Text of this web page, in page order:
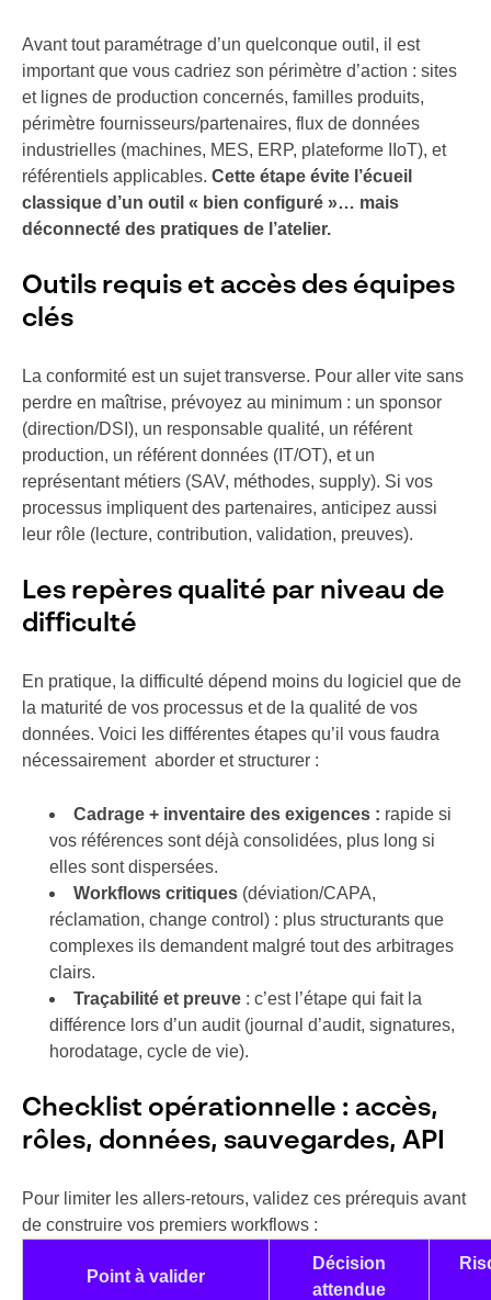
Avant tout paramétrage d’un quelconque outil, il est
important que vous cadriez son périmètre d’action : sites
et lignes de production concernés, familles produits,
périmètre fournisseurs/partenaires, flux de données
industrielles (machines, MES, ERP, plateforme IIoT), et
référentiels applicables. Cette étape évite l’écueil
classique d’un outil « bien configuré »… mais
déconnecté des pratiques de l’atelier.
Outils requis et accès des équipes
clés
La conformité est un sujet transverse. Pour aller vite sans
perdre en maîtrise, prévoyez au minimum : un sponsor
(direction/DSI), un responsable qualité, un référent
production, un référent données (IT/OT), et un
représentant métiers (SAV, méthodes, supply). Si vos
processus impliquent des partenaires, anticipez aussi
leur rôle (lecture, contribution, validation, preuves).
Les repères qualité par niveau de
difficulté
En pratique, la difficulté dépend moins du logiciel que de
la maturité de vos processus et de la qualité de vos
données. Voici les différentes étapes qu’il vous faudra
nécessairement aborder et structurer :
Cadrage + inventaire des exigences : rapide si
vos références sont déjà consolidées, plus long si
elles sont dispersées.
Workflows critiques (déviation/CAPA,
réclamation, change control) : plus structurants que
complexes ils demandent malgré tout des arbitrages
clairs.
Traçabilité et preuve : c’est l’étape qui fait la
différence lors d’un audit (journal d’audit, signatures,
horodatage, cycle de vie).
Checklist opérationnelle : accès,
rôles, données, sauvegardes, API
Pour limiter les allers-retours, validez ces prérequis avant
de construire vos premiers workflows :
Point à valider
Décision
attendue